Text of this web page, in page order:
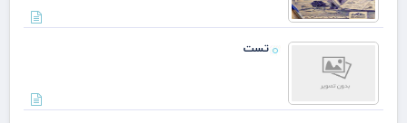
تست